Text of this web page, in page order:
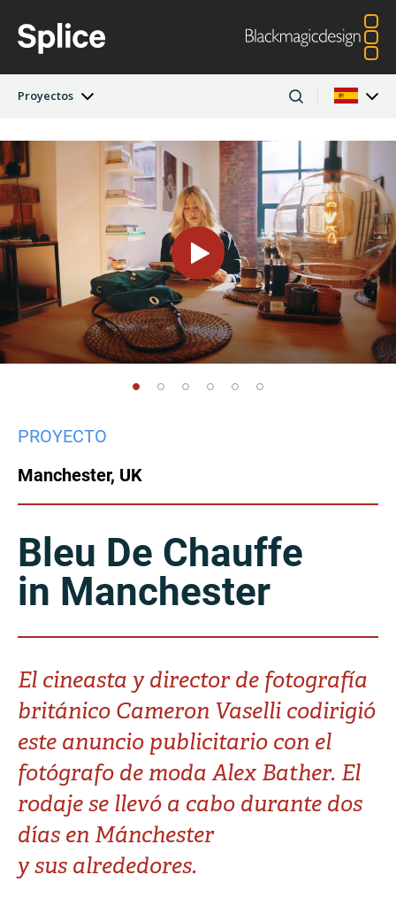
Proyectos
Novedades
Proyectos
Artistas
Empresas
Argentina Australia
Austria Brazil
China
Denmark Finland
France Germany
Hong Kong SAR, India
Italy
Korea
Netherlands
New Zealand
Russia Singapore
South Africa Spain
Sweden Chinese Taipei
Turkey UAE
Ukraine
PROYECTO
Manchester, UK
Bleu De Chauffe
in Manchester
El cineasta y director de fotografía
británico Cameron Vaselli codirigió
este anuncio publicitario con el
fotógrafo de moda Alex Bather. El
rodaje se llevó a cabo durante dos
días en Mánchester
y sus alrededores.